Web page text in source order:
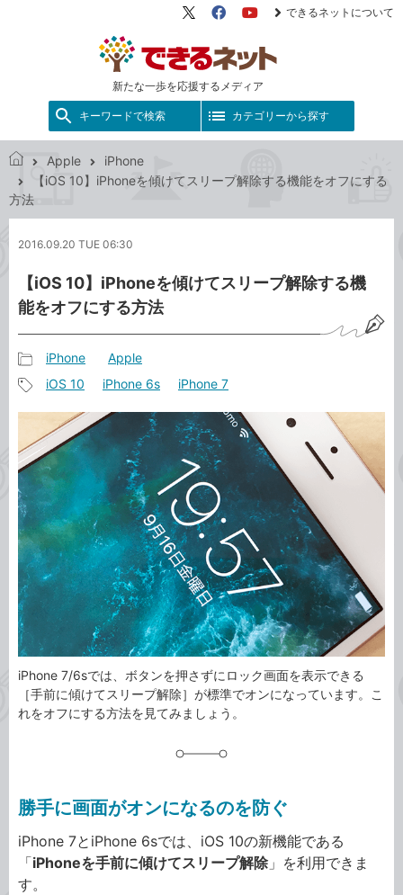
新たな一歩を応援するメディア
X（旧
FacebookYouTube
できるネットについて
キーワードで検索 カテゴリーから探す
き
ッ
Apple
iPhone
【iOS 10】iPhoneを傾けてスリープ解除する機能をオフにする
方法
2016.09.20 TUE 06:30
【iOS 10】iPhoneを傾けてスリープ解除する機
能をオフにする方法
事
カ
テ
ゴ
リ
iPhone Apple
タ
グ
iOS 10 iPhone 6s iPhone 7
iPhone 7/6sでは、ボタンを押さずにロック画面を表示できる
［手前に傾けてスリープ解除］が標準でオンになっています。こ
れをオフにする方法を見てみましょう。
勝手に画面がオンになるのを防ぐ
iPhone 7とiPhone 6sでは、iOS 10の新機能である
「iPhoneを手前に傾けてスリープ解除」を利用できま
す。